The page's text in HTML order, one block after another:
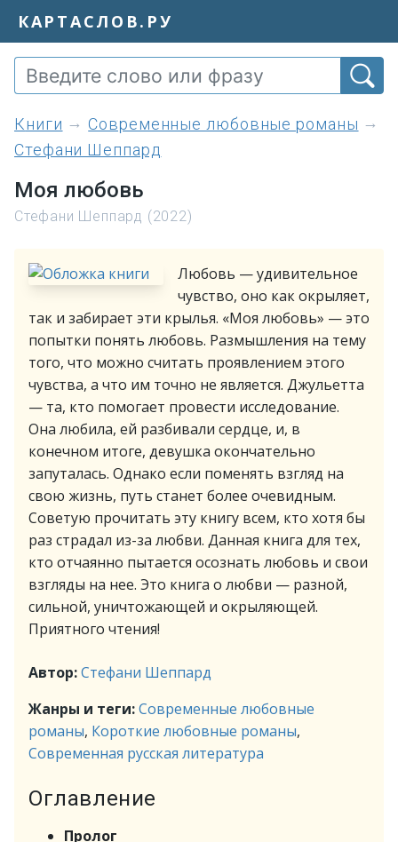
КАРТАСЛОВ.РУ
книги
Современные любовные романы
Стефани Шеппард
Моя любовь
Стефани Шеппард (2022)
Любовь — удивительное
чувство, оно как окрыляет,
так и забирает эти крылья. «Моя любовь» — это
попытки понять любовь. Размышления на тему
того, что можно считать проявлением этого
чувства, а что им точно не является. Джульетта
— та, кто помогает провести исследование.
Она любила, ей разбивали сердце, и, в
конечном итоге, девушка окончательно
запуталась. Однако если поменять взгляд на
свою жизнь, путь станет более очевидным.
Советую прочитать эту книгу всем, кто хотя бы
раз страдал из-за любви. Данная книга для тех,
кто отчаянно пытается осознать любовь и свои
взгляды на нее. Это книга о любви — разной,
сильной, уничтожающей и окрыляющей.
Приятного чтения!
Автор:Стефани Шеппард
Жанры и теги:Современные любовные
романы, Короткие любовные романы,
Современная русская литература
Оглавление
Пролог